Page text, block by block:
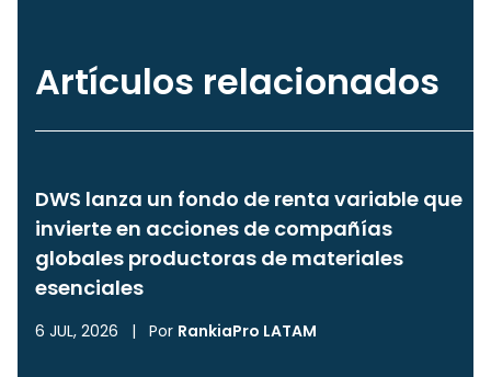
Artículos relacionados
DWS lanza un fondo de renta variable que
invierte en acciones de compañías
globales productoras de materiales
esenciales
6 JUL, 2026 | Por RankiaPro LATAM